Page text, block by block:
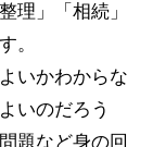
理」「相続」
。
いかわからな
いのだろう
題など身の回